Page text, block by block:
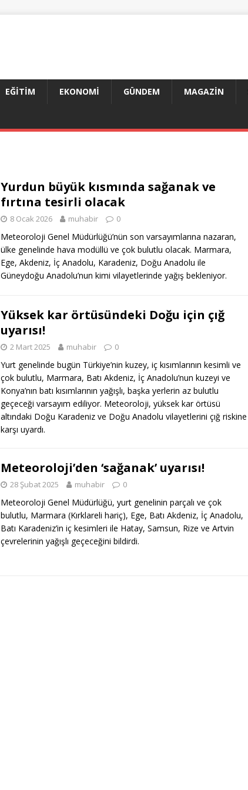
EĞITIM EKONOMI GÜNDEM MAGAZIN
Yurdun büyük kısmında sağanak ve
fırtına tesirli olacak
8 Ocak 2026 muhabir 0
Meteoroloji Genel Müdürlüğü’nün son varsayımlarına nazaran,
ülke genelinde hava modüllü ve çok bulutlu olacak. Marmara,
Ege, Akdeniz, İç Anadolu, Karadeniz, Doğu Anadolu ile
Güneydoğu Anadolu’nun kimi vilayetlerinde yağış bekleniyor.
Yüksek kar örtüsündeki Doğu için çığ
uyarısı!
2 Mart 2025 muhabir 0
Yurt genelinde bugün Türkiye’nin kuzey, iç kısımlarının kesimli ve
çok bulutlu, Marmara, Batı Akdeniz, İç Anadolu’nun kuzeyi ve
Konya’nın batı kısımlarının yağışlı, başka yerlerin az bulutlu
geçeceği varsayım ediliyor. Meteoroloji, yüksek kar örtüsü
altındaki Doğu Karadeniz ve Doğu Anadolu vilayetlerini çığ riskine
karşı uyardı.
Meteoroloji’den ‘sağanak’ uyarısı!
28 Şubat 2025 muhabir 0
Meteoroloji Genel Müdürlüğü, yurt genelinin parçalı ve çok
bulutlu, Marmara (Kırklareli hariç), Ege, Batı Akdeniz, İç Anadolu,
Batı Karadeniz’in iç kesimleri ile Hatay, Samsun, Rize ve Artvin
çevrelerinin yağışlı geçeceğini bildirdi.